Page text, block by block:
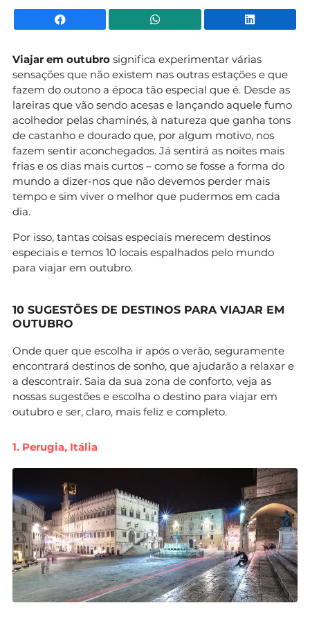
Facebook WhatsApp
Viajar em outubro significa experimentar várias
sensações que não existem nas outras estações e que
fazem do outono a época tão especial que é. Desde as
lareiras que vão sendo acesas e lançando aquele fumo
acolhedor pelas chaminés, à natureza que ganha tons
de castanho e dourado que, por algum motivo, nos
fazem sentir aconchegados. Já sentirá as noites mais
frias e os dias mais curtos – como se fosse a forma do
mundo a dizer-nos que não devemos perder mais
tempo e sim viver o melhor que pudermos em cada
dia.
Por isso, tantas coisas especiais merecem destinos
especiais e temos 10 locais espalhados pelo mundo
para viajar em outubro.
10 SUGESTÕES DE DESTINOS PARA VIAJAR EM
OUTUBRO
Onde quer que escolha ir após o verão, seguramente
encontrará destinos de sonho, que ajudarão a relaxar e
a descontrair. Saia da sua zona de conforto, veja as
nossas sugestões e escolha o destino para viajar em
outubro e ser, claro, mais feliz e completo.
1. Perugia, Itália